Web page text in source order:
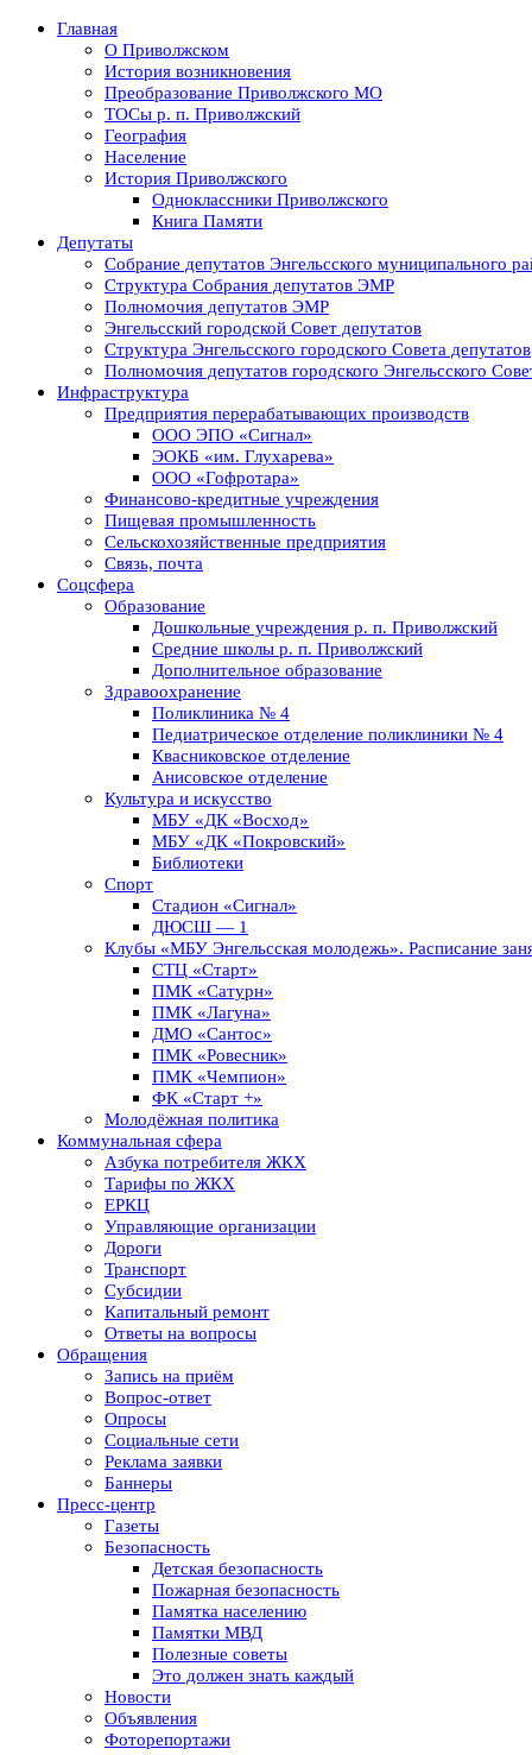
Главная
О Приволжском
История возникновения
Преобразование Приволжского МО
ТОСы р. п. Приволжский
География
Население
История Приволжского
Одноклассники Приволжского
Книга Памяти
Депутаты
Собрание депутатов Энгельсского муниципального
Структура Собрания депутатов ЭМР
Полномочия депутатов ЭМР
Энгельсский городской Совет депутатов
Структура Энгельсского городского Совета депутатов
Полномочия депутатов городского Энгельсского
Инфраструктура
Предприятия перерабатывающих производств
ООО ЭПО «Сигнал»
ЭОКБ «им. Глухарева»
ООО «Гофротара»
Финансово-кредитные учреждения
Пищевая промышленность
Сельскохозяйственные предприятия
Связь, почта
Соцсфера
Образование
Дошкольные учреждения р. п. Приволжский
Средние школы р. п. Приволжский
Дополнительное образование
Здравоохранение
Поликлиника № 4
Педиатрическое отделение поликлиники № 4
Квасниковское отделение
Анисовское отделение
Культура и искусство
МБУ «ДК «Восход»
МБУ «ДК «Покровский»
Библиотеки
Спорт
Стадион «Сигнал»
ДЮСШ — 1
Клубы «МБУ Энгельсская молодежь». Расписание
СТЦ «Старт»
ПМК «Сатурн»
ПМК «Лагуна»
ДМО «Сантос»
ПМК «Ровесник»
ПМК «Чемпион»
ФК «Старт +»
Молодёжная политика
Коммунальная сфера
Азбука потребителя ЖКХ
Тарифы по ЖКХ
ЕРКЦ
Управляющие организации
Дороги
Транспорт
Субсидии
Капитальный ремонт
Ответы на вопросы
Обращения
Запись на приём
Вопрос-ответ
Опросы
Социальные сети
Реклама заявки
Баннеры
Пресс-центр
Газеты
Безопасность
Детская безопасность
Пожарная безопасность
Памятка населению
Памятки МВД
Полезные советы
Это должен знать каждый
Новости
Объявления
Фоторепортажи